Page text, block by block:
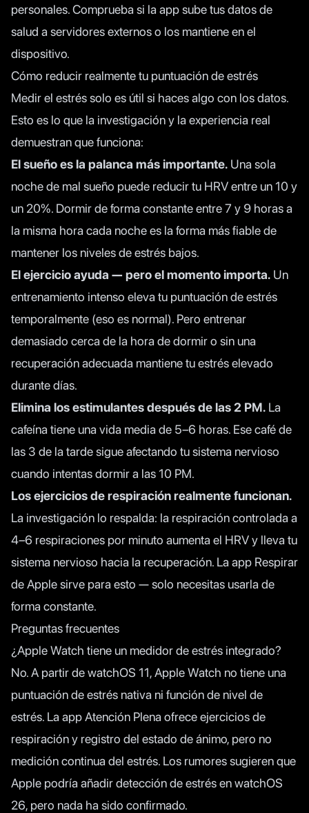
personales. Comprueba si la app sube tus datos de
salud a servidores externos o los mantiene en el
dispositivo.
Cómo reducir realmente tu puntuación de estrés
Medir el estrés solo es útil si haces algo con los datos.
Esto es lo que la investigación y la experiencia real
demuestran que funciona:
El sueño es la palanca más importante. Una sola
noche de mal sueño puede reducir tu HRV entre un 10 y
un 20%. Dormir de forma constante entre 7 y 9 horas a
la misma hora cada noche es la forma más fiable de
mantener los niveles de estrés bajos.
El ejercicio ayuda — pero el momento importa. Un
entrenamiento intenso eleva tu puntuación de estrés
temporalmente (eso es normal). Pero entrenar
demasiado cerca de la hora de dormir o sin una
recuperación adecuada mantiene tu estrés elevado
durante días.
Elimina los estimulantes después de las 2 PM. La
cafeína tiene una vida media de 5–6 horas. Ese café de
las 3 de la tarde sigue afectando tu sistema nervioso
cuando intentas dormir a las 10 PM.
Los ejercicios de respiración realmente funcionan.
La investigación lo respalda: la respiración controlada a
4–6 respiraciones por minuto aumenta el HRV y lleva tu
sistema nervioso hacia la recuperación. La app Respirar
de Apple sirve para esto — solo necesitas usarla de
forma constante.
Preguntas frecuentes
¿Apple Watch tiene un medidor de estrés integrado?
No. A partir de watchOS 11, Apple Watch no tiene una
puntuación de estrés nativa ni función de nivel de
estrés. La app Atención Plena ofrece ejercicios de
respiración y registro del estado de ánimo, pero no
medición continua del estrés. Los rumores sugieren que
Apple podría añadir detección de estrés en watchOS
26, pero nada ha sido confirmado.